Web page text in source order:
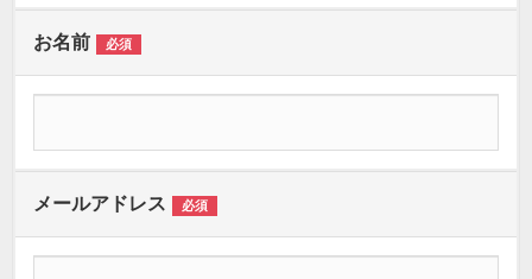
お名前 必須
メールアドレス 必須